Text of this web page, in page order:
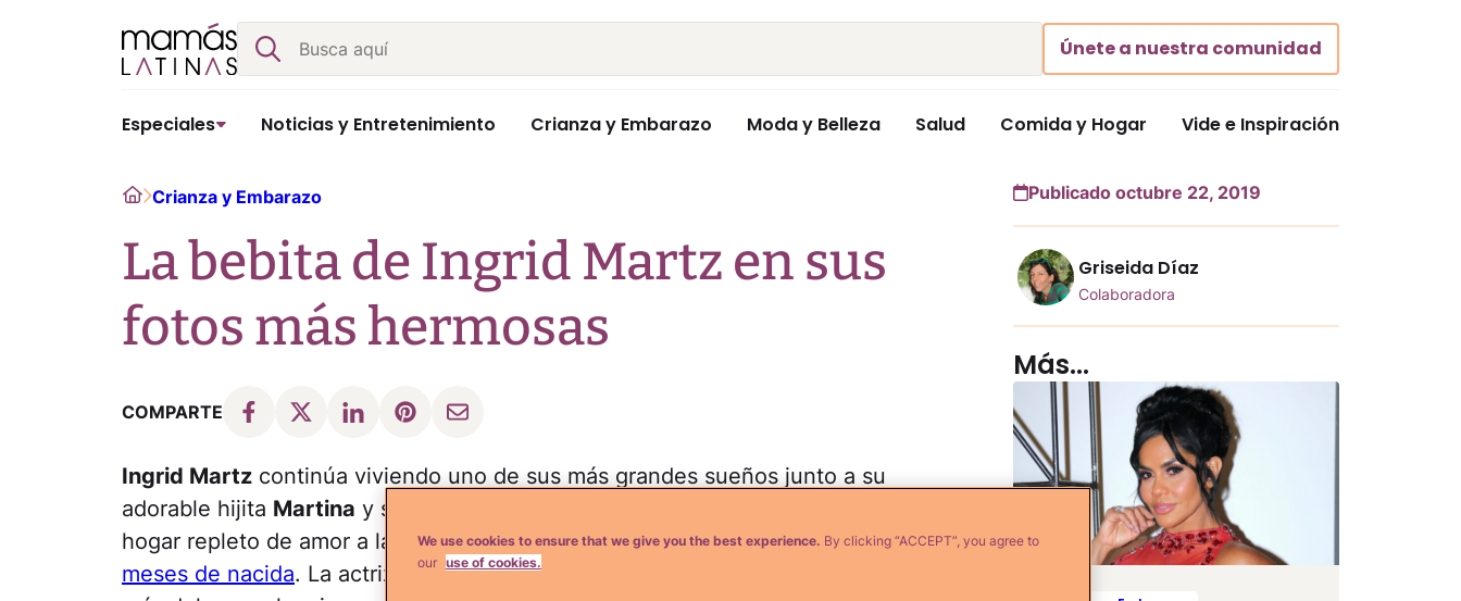
Buscar
Únete a nuestra comunidad
Especiales Noticias y Entretenimiento Crianza y Embarazo Moda y Belleza Salud Comida y Hogar Vide e Inspiración
HomeCrianza y Embarazo
La bebita de Ingrid Martz en sus
fotos más hermosas
COMPARTE
Ingrid Martz continúa viviendo uno de sus más grandes sueños junto a su
adorable hijita Martina y su esposo,
hogar repleto de amor a la princesa, que este 21 de octubrecelebró cinco
meses de nacida. La actriz mexicana se complace en mostrar las experiencias
Publicado octubre 22, 2019
Griseida Díaz
Colaboradora
Más...
We use cookies to ensure that we give you the best experience. By clicking “ACCEPT”, you agree to
our use of cookies.